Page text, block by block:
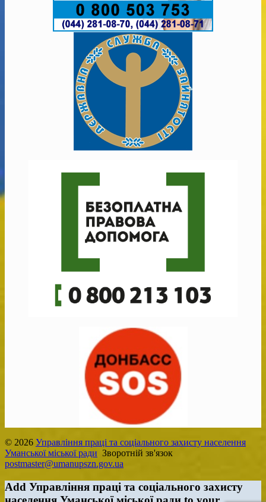
© 2026 Управління праці та соціального захисту населення
Уманської міської ради Зворотній зв'язок
postmaster@umanupszn.gov.ua
Add Управління праці та соціального захисту